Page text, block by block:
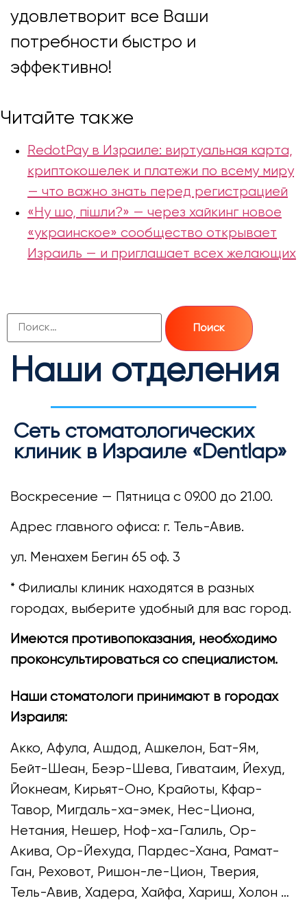
удовлетворит все Ваши
потребности быстро и
эффективно!
Читайте также
RedotPay в Израиле: виртуальная карта,
криптокошелек и платежи по всему миру
— что важно знать перед регистрацией
«Ну шо, пішли?» — через хайкинг новое
«украинское» сообщество открывает
Израиль — и приглашает всех желающих
Наши отделения
Сеть стоматологических
клиник в Израиле «Dentlap»
Воскресение — Пятница с 09.00 до 21.00.
Адрес главного офиса: г. Тель-Авив.
ул. Менахем Бегин 65 оф. 3
* Филиалы клиник находятся в разных
городах, выберите удобный для вас город.
Имеются противопоказания, необходимо
проконсультироваться со специалистом.
Наши стоматологи принимают в городах
Израиля:
Акко, Афула, Ашдод, Ашкелон, Бат-Ям,
Бейт-Шеан, Беэр-Шева, Гиватаим, Йехуд,
Йокнеам, Кирьят-Оно, Крайоты, Кфар-
Тавор, Мигдаль-ха-эмек, Нес-Циона,
Нетания, Нешер, Ноф-ха-Галиль, Ор-
Акива, Ор-Йехуда, Пардес-Хана, Рамат-
Ган, Реховот, Ришон-ле-Цион, Тверия,
Тель-Авив, Хадера, Хайфа, Хариш, Холон …